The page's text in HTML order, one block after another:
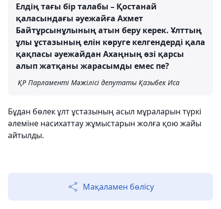
Елдің тағы бір талабы – Қостанай
қаласындағы әуежайға Ахмет
Байтұрсынұлының атын беру керек. Ұлттың
ұлы ұстазының елін көруге келгендерді қала
қақпасы әуежайдан Ахаңның өзі қарсы
алып жатқаны жарасымды емес пе?
ҚР Парламенті Мәжілісі депутаты Қазыбек Иса
Бұдан бөлек ұлт ұстазының асыл мұраларын түркі
әлеміне насихаттау жұмыстарын жолға қою жайы
айтылды.
Мақаламен бөлісу